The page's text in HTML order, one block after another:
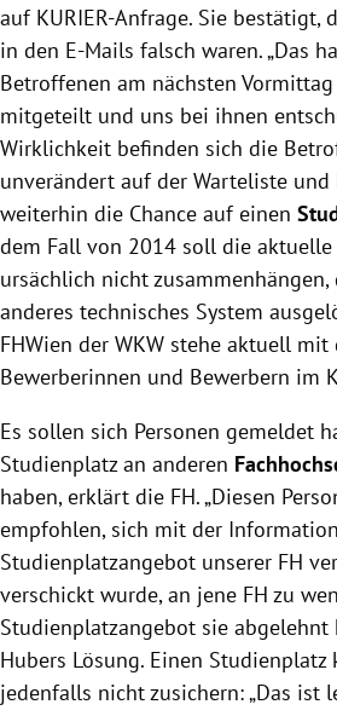
auf KURIER-Anfrage. Sie bestätigt,
in den E-Mails falsch waren. „Das
Betroffenen am nächsten
mitgeteilt und uns bei ihnen
Wirklichkeit befinden sich die
unverändert auf der Warteliste
weiterhin die Chance auf einen
dem Fall von 2014 soll die
ursächlich nicht zusammenhängen,
anderes technisches System
FHWien der WKW stehe aktuell
Bewerberinnen und Bewerbern im
Es sollen sich Personen gemeldet
Studienplatz an anderen
haben, erklärt die FH. „Diesen
empfohlen, sich mit der
Studienplatzangebot unserer FH
verschickt wurde, an jene FH zu
Studienplatzangebot sie abgelehnt
Hubers Lösung. Einen Studienplatz
jedenfalls nicht zusichern: „Das ist